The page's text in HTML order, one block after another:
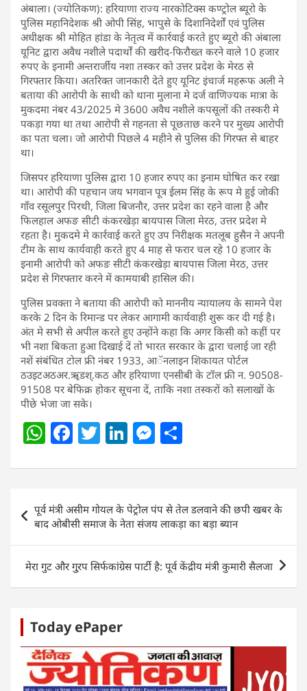
अंबाला। (ज्योतिकण): हरियाणा राज्य नारकोटिक्स कण्ट्रोल ब्यूरो के
पुलिस महानिदेशक श्री ओपी सिंह, भापुसे के दिशानिदेर्शों एवं पुलिस
अधीक्षक श्री मोहित हांडा के नेतृत्व में कार्रवाई करते हुए ब्यूरो की अंबाला
यूनिट द्वारा अवैध नशीले पदार्थों की खरीद-फिरौख्त करने वाले 10 हजार
रुपए के इनामी अन्तरार्जीय नशा तस्कर को उत्तर प्रदेश के मेरठ से
गिरफ्तार किया। अतरिक्त जानकारी देते हुए यूनिट इंचार्ज महरूफ अली ने
बताया की आरोपी के साथी को थाना मुलाना मे दर्ज वाणिज्यक मात्रा के
मुकदमा नंबर 43/2025 मे 3600 अवैध नशीले कपसूलों की तस्करी मे
पकड़ा गया था तथा आरोपी से गहनता से पूछताछ करने पर मुख्य आरोपी
का पता चला। जो आरोपी पिछले 4 महीने से पुलिस की गिरफ्त से बाहर
था।
जिसपर हरियाणा पुलिस द्वारा 10 हजार रुपए का इनाम घोषित कर रखा
था। आरोपी की पहचान जय भगवान पूत्र ईलम सिंह के रूप मे हुई जोकी
गाँव रसूलपुर पिरथी, जिला बिजनौर, उत्तर प्रदेश का रहने वाला है और
फिलहाल अफङ सीटी कंकरखेड़ा बायपास जिला मेरठ, उत्तर प्रदेश मे
रहता है। मुकदमे मे कार्रवाई करते हुए उप निरीक्षक मतलूब हुसैन ने अपनी
टीम के साथ कार्यवाही करते हुए 4 माह से फरार चल रहे 10 हजार के
इनामी आरोपी को अफङ सीटी कंकरखेड़ा बायपास जिला मेरठ, उत्तर
प्रदेश से गिरफ्तार करने में कामयाबी हासिल की।
पुलिस प्रवक्ता ने बताया की आरोपी को माननीय न्यायालय के सामने पेश
करके 2 दिन के रिमान्ड पर लेकर आगामी कार्यवाही शुरू कर दी गई है।
अंत मे सभी से अपील करते हुए उन्होंने कहा कि अगर किसी को कहीं पर
भी नशा बिकता हुआ दिखाई दें तो भारत सरकार के द्वारा चलाई जा रही
नशें संबंधित टोल फ्री नंबर 1933, आॅनलाइन शिकायत पोर्टल
ठउइटअठअर.ॠडश्.कठ और हरियाणा एनसीबी के टॉल फ्री न. 90508-
91508 पर बेफिक्र होकर सूचना दें, ताकि नशा तस्करों को सलाखों के
पीछे भेजा जा सके।
W
at
s
A
p
p
F
c
e
b
o
o
k
T
itt
er
Li
k
e
dI
n
M
ss
e
n
g
er
ar
e
Post
navigation
पूर्व मंत्री असीम गोयल के पेट्रोल पंप से तेल डलवाने की छपी खबर के
बाद ओबीसी समाज के नेता संजय लाकड़ा का बड़ा ब्यान
मेरा गुट और गु्रप सिर्फकांग्रेस पार्टी है: पूर्व केंद्रीय मंत्री कुमारी सैलजा
Today ePaper